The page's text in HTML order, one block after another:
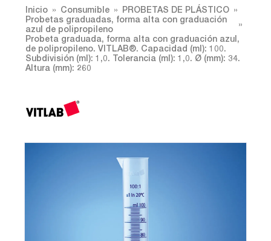
Inicio Consumible
PROBETAS DE PLÁSTICO
Probetas graduadas, forma alta con graduación
azul de polipropileno
Probeta graduada, forma alta con graduación azul,
de polipropileno. VITLAB®. Capacidad (ml): 100.
Subdivisión (ml): 1,0. Tolerancia (ml): 1,0. Ø (mm): 34.
Altura (mm): 260